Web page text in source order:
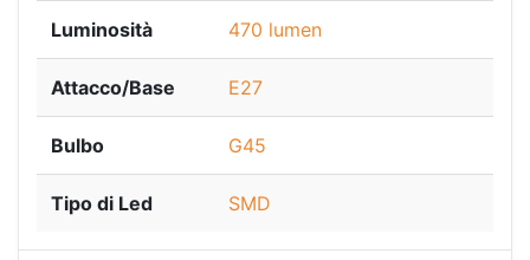
Luminosità 470 lumen
Attacco/Base E27
Bulbo G45
Tipo di Led SMD